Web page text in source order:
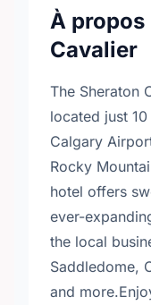
À propos
Cavalier
The Sheraton
located just
Calgary
Rocky
hotel offers
ever-
the local
Saddledome,
and